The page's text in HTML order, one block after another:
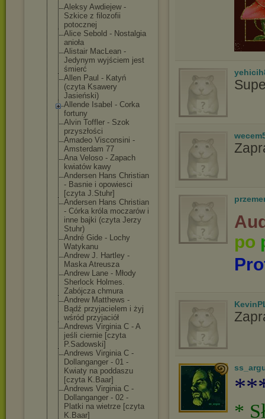
Aleksy Awdiejew -
Szkice z filozofii
potocznej
Alice Sebold - Nostalgia
anioła
Alistair MacLean -
Jedynym wyjściem jest
śmierć
Allen Paul - Katyń
(czyta Ksawery
Jasieński)
Allende Isabel - Corka
fortuny
Alvin Toffler - Szok
przyszłości
Amadeo Visconsini -
Amsterdam 77
Ana Veloso - Zapach
kwiatów kawy
Andersen Hans Christian
- Basnie i opowiesci
[czyta J.Stuhr]
Andersen Hans Christian
- Córka króla moczarów i
inne bajki (czyta Jerzy
Stuhr)
André Gide - Lochy
Watykanu
Andrew J. Hartley -
Maska Atreusza
Andrew Lane - Młody
Sherlock Holmes.
Zabójcza chmura
Andrew Matthews -
Bądź przyjacielem i żyj
wśród przyjaciół
Andrews Virginia C - A
jeśli ciernie [czyta
P.Sadowski]
Andrews Virginia C -
Dollanganger - 01 -
Kwiaty na poddaszu
[czyta K.Baar]
Andrews Virginia C -
Dollanganger - 02 -
Platki na wietrze [czyta
K.Baar]
po
*